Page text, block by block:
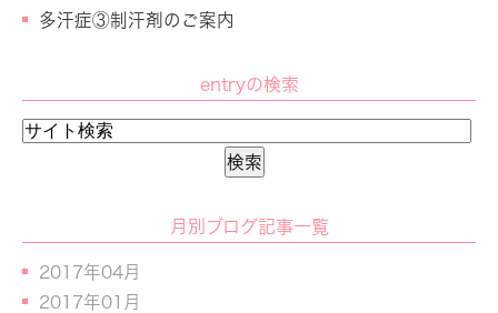
多汗症③制汗剤のご案内
entryの検索
月別ブログ記事一覧
2017年04月
2017年01月